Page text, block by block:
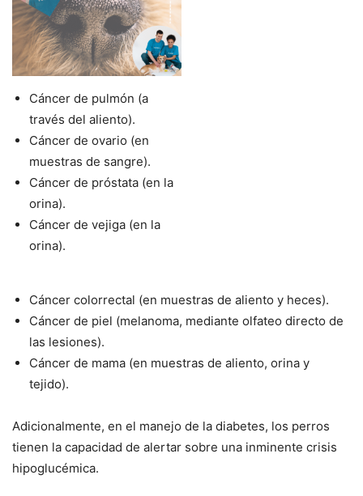
Cáncer de pulmón (a
través del aliento).
Cáncer de ovario (en
muestras de sangre).
Cáncer de próstata (en la
orina).
Cáncer de vejiga (en la
orina).
Cáncer colorrectal (en muestras de aliento y heces).
Cáncer de piel (melanoma, mediante olfateo directo de
las lesiones).
Cáncer de mama (en muestras de aliento, orina y
tejido).
Adicionalmente, en el manejo de la diabetes, los perros
tienen la capacidad de alertar sobre una inminente crisis
hipoglucémica.